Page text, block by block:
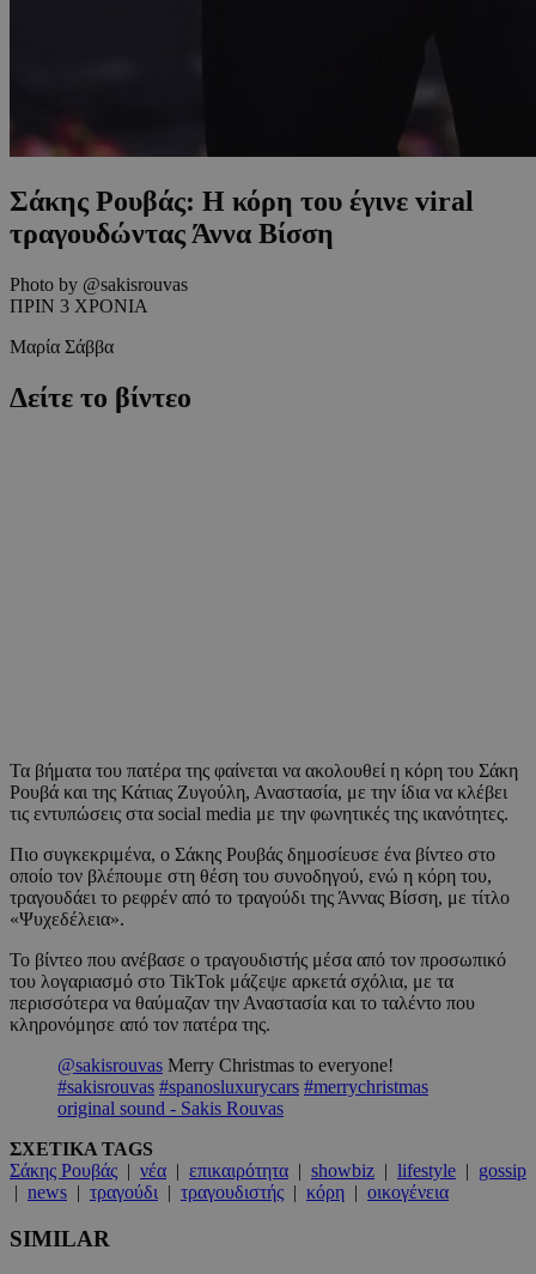
Σάκης Ρουβάς: Η κόρη του έγινε viral
τραγουδώντας Άννα Βίσση
Photo by @sakisrouvas
ΠΡΙΝ 3 ΧΡΟΝΙΑ
Μαρία Σάββα
Δείτε το βίντεο
Τα βήματα του πατέρα της φαίνεται να ακολουθεί η κόρη του Σάκη
Ρουβά και της Κάτιας Ζυγούλη, Αναστασία, με την ίδια να κλέβει
τις εντυπώσεις στα social media με την φωνητικές της ικανότητες.
Πιο συγκεκριμένα, ο Σάκης Ρουβάς δημοσίευσε ένα βίντεο στο
οποίο τον βλέπουμε στη θέση του συνοδηγού, ενώ η κόρη του,
τραγουδάει το ρεφρέν από το τραγούδι της Άννας Βίσση, με τίτλο
«Ψυχεδέλεια».
Το βίντεο που ανέβασε ο τραγουδιστής μέσα από τον προσωπικό
του λογαριασμό στο TikTok μάζεψε αρκετά σχόλια, με τα
περισσότερα να θαύμαζαν την Αναστασία και το ταλέντο που
κληρονόμησε από τον πατέρα της.
@sakisrouvas Merry Christmas to everyone!
#sakisrouvas #spanosluxurycars #merrychristmas
original sound - Sakis Rouvas
ΣΧΕΤΙΚΑ TAGS
Σάκης Ρουβάς | νέα | επικαιρότητα | showbiz | lifestyle | gossip
| news | τραγούδι | τραγουδιστής | κόρη | οικογένεια
SIMILAR